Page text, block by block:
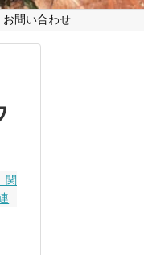
お問い合わせ
関